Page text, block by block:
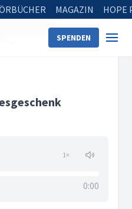
MAGAZIN HOPE
SPENDEN
zum Sabbat
1×
0:00